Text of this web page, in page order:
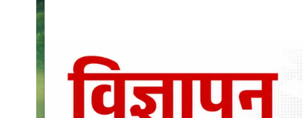
Contacts
इतिहास \ साहित्य
शिक्षा\रोजगार